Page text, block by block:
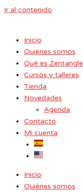
Ir al contenido
Inicio
Quiénes somos
Qué es Zentangle
Cursos y talleres
Tienda
Novedades
Agenda
Contacto
Mi cuenta
Inicio
Quiénes somos